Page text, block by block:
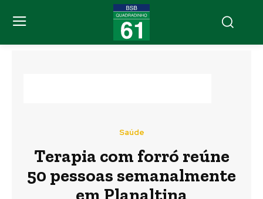
Saúde
Terapia com forró reúne
50 pessoas semanalmente